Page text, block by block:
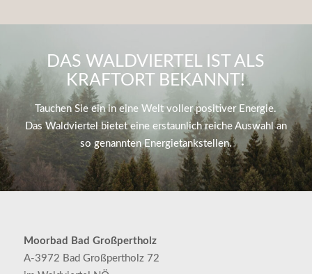
DAS WALDVIERTEL IST ALS
KRAFTORT BEKANNT!
Tauchen Sie ein in eine Welt voller positiver Energie.
Das Waldviertel bietet eine erstaunlich reiche Auswahl an
so genannten Energietankstellen.
Moorbad Bad Großpertholz
A-3972 Bad Großpertholz 72